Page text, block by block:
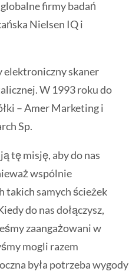
firmy badań
Nielsen IQ i
elektroniczny skaner
W 1993 roku do
– Amer Marketing i
Sp.
tę misję, aby do nas
wspólnie
takich samych ścieżek
do nas dołączysz,
zaangażowani w
mogli razem
była potrzeba wygody